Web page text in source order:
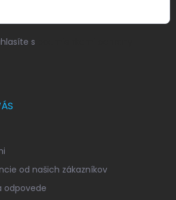
s
od našich zákazníkov
odpovede